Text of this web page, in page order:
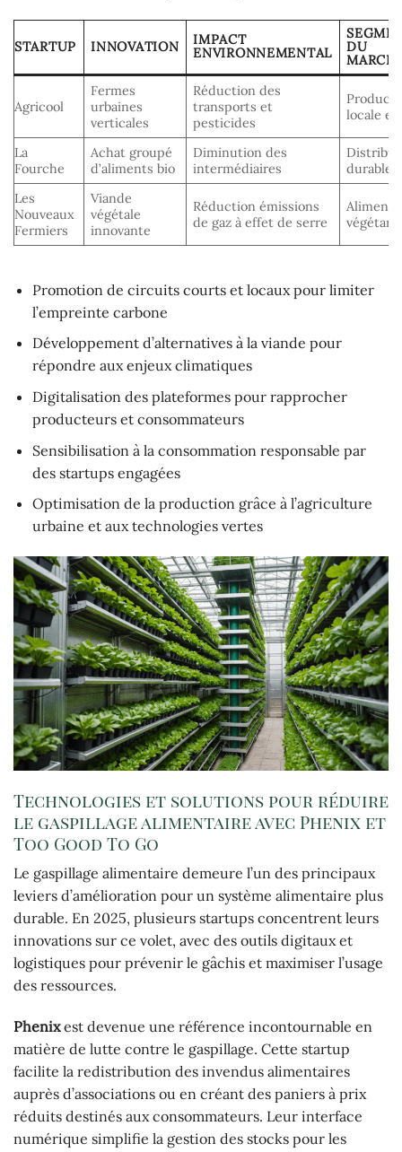
STARTUP INNOVATION
IMPACT
ENVIRONNEMENTAL
DU
Agricool
Fermes
urbaines
verticales
Réduction des
transports et
pesticides
locale et
La
Fourche
Achat groupé
d’aliments bio
Diminution des
intermédiaires
durable
Les
Nouveaux
Fermiers
Viande
végétale
innovante
Réduction émissions
de gaz à effet de serre
Promotion de circuits courts et locaux pour limiter
l’empreinte carbone
Développement d’alternatives à la viande pour
répondre aux enjeux climatiques
Digitalisation des plateformes pour rapprocher
producteurs et consommateurs
Sensibilisation à la consommation responsable par
des startups engagées
Optimisation de la production grâce à l’agriculture
urbaine et aux technologies vertes
Technologies et solutions pour réduire
le gaspillage alimentaire avec Phenix et
Too Good To Go
Le gaspillage alimentaire demeure l’un des principaux
leviers d’amélioration pour un système alimentaire plus
durable. En 2025, plusieurs startups concentrent leurs
innovations sur ce volet, avec des outils digitaux et
logistiques pour prévenir le gâchis et maximiser l’usage
des ressources.
Phenixest devenue une référence incontournable en
matière de lutte contre le gaspillage. Cette startup
facilite la redistribution des invendus alimentaires
auprès d’associations ou en créant des paniers à prix
réduits destinés aux consommateurs. Leur interface
numérique simplifie la gestion des stocks pour les